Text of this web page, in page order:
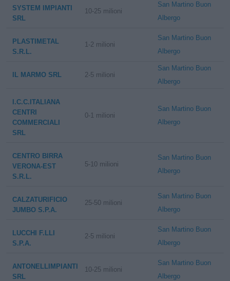
SYSTEM IMPIANTI
SRL
10-25 milioni
San Martino Buon
Albergo
PLASTIMETAL
S.R.L.
1-2 milioni
San Martino Buon
Albergo
IL MARMO SRL 2-5 milioni
San Martino Buon
Albergo
I.C.C.ITALIANA
CENTRI
COMMERCIALI
SRL
0-1 milioni
San Martino Buon
Albergo
CENTRO BIRRA
VERONA-EST
S.R.L.
5-10 milioni
San Martino Buon
Albergo
CALZATURIFICIO
JUMBO S.P.A.
25-50 milioni
San Martino Buon
Albergo
LUCCHI F.LLI
S.P.A.
2-5 milioni
San Martino Buon
Albergo
ANTONELLIMPIANTI
SRL
10-25 milioni
San Martino Buon
Albergo